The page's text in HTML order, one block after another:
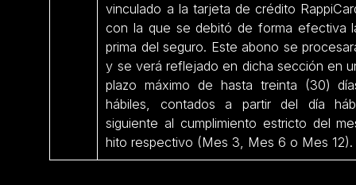
vinculado a la tarjeta de crédito
con la que se debitó de forma efectiva
prima del seguro. Este abono se
y se verá reflejado en dicha sección en
plazo máximo de hasta treinta (30)
hábiles, contados a partir del día
siguiente al cumplimiento estricto del
hito respectivo (Mes 3, Mes 6 o Mes